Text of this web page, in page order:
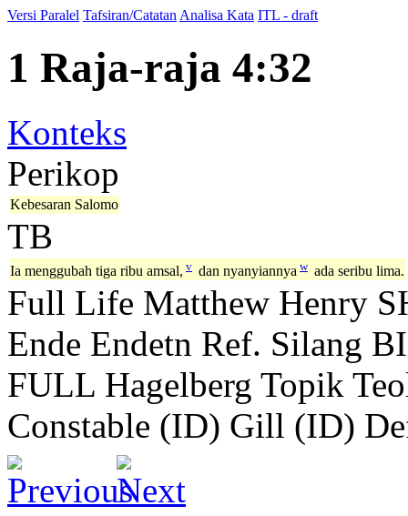
Versi Paralel Tafsiran/Catatan Analisa Kata ITL - draft
1 Raja-raja 4:32
Konteks
Perikop
Kebesaran Salomo
TB
Ia menggubah tiga ribu amsal, v dan nyanyiannya w ada seribu lima.
Full Life Matthew Henry
Ende Endetn Ref. Silang
FULL Hagelberg Topik
Constable (ID) Gill (ID)